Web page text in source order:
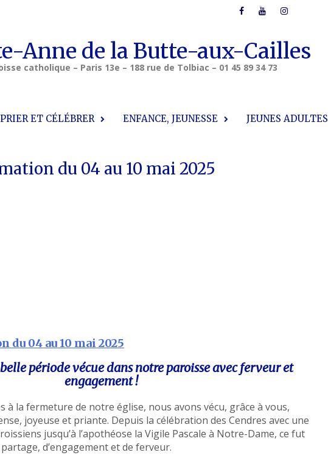
Anne de la Butte-aux-Cailles
catholique – Paris 13e – 188 rue de Tolbiac – 01 45 89 34 73
PRIER ET CÉLÉBRER ENFANCE, JEUNESSE JEUNES ADULTES
du 04 au 10 mai 2025
du 04 au 10 mai 2025
période vécue dans notre paroisseavec ferveur et
engagement !
à la fermeture de notre église, nous avons vécu, grâce à vous,
joyeuse et priante. Depuis la célébration des Cendres avec une
jusqu’à l’apothéose la Vigile Pascale à Notre-Dame, ce fut
d’engagement et de ferveur.